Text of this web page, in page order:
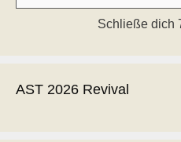
Schließe dich
AST 2026 Revival